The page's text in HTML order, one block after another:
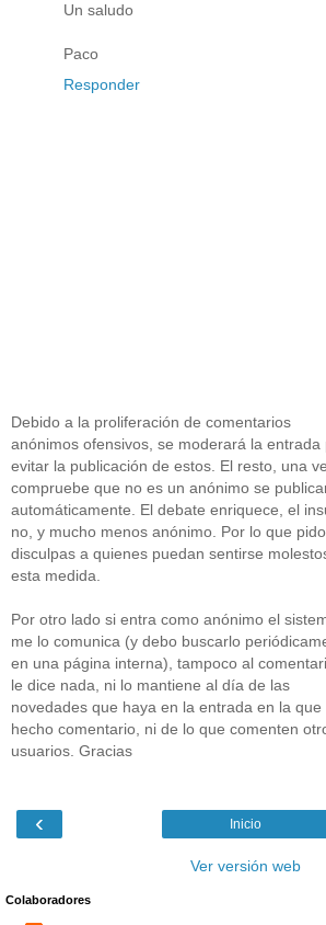
Un saludo
Paco
Responder
Debido a la proliferación de comentarios
anónimos ofensivos, se moderará la entrada
evitar la publicación de estos. El resto, una
compruebe que no es un anónimo se
automáticamente. El debate enriquece, el
no, y mucho menos anónimo. Por lo que pido
disculpas a quienes puedan sentirse
esta medida.
Por otro lado si entra como anónimo el
me lo comunica (y debo buscarlo
en una página interna), tampoco al
le dice nada, ni lo mantiene al día de las
novedades que haya en la entrada en la que
hecho comentario, ni de lo que comenten
usuarios. Gracias
‹ Inicio
Ver versión web
Colaboradores